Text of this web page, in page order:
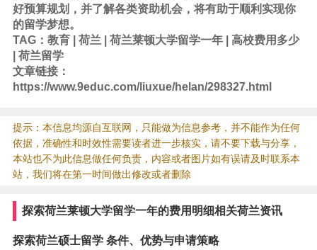
好预算规划，并了解各类资助机会，将有助于顺利实现你
的留学梦想。
TAG： 教育| 荷兰 荷兰莱顿大学留学一年| 高校费用多少
荷兰留学
文章链接：
https://www.9educ.com/liuxue/helan/298327.html
提示：本信息均源自互联网，只能做为信息参考，并不能作为任何
依据，准确性和时效性需要读者进一步核实，请不要下载与分享，
本站也不为此信息做任何负责，内容或者图片如有误请及时联系本
站，我们将在第一时间做出修改或者删除
探索荷兰莱顿大学留学一年的费用明细相关荷兰资讯
探索荷兰硕士留学 条件、优势与申请策略